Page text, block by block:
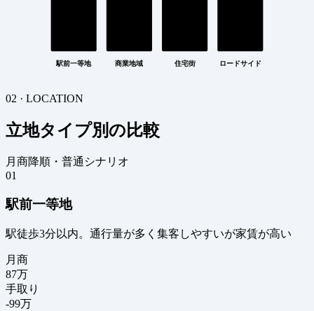
駅前一等地 商業地域 住宅街 ロードサイド
02 · LOCATION
立地タイプ別の比較
月商降順・普通シナリオ
01
駅前一等地
駅徒歩3分以内。通行量が多く集客しやすいが家賃が高い
月商
87万
手取り
-99万